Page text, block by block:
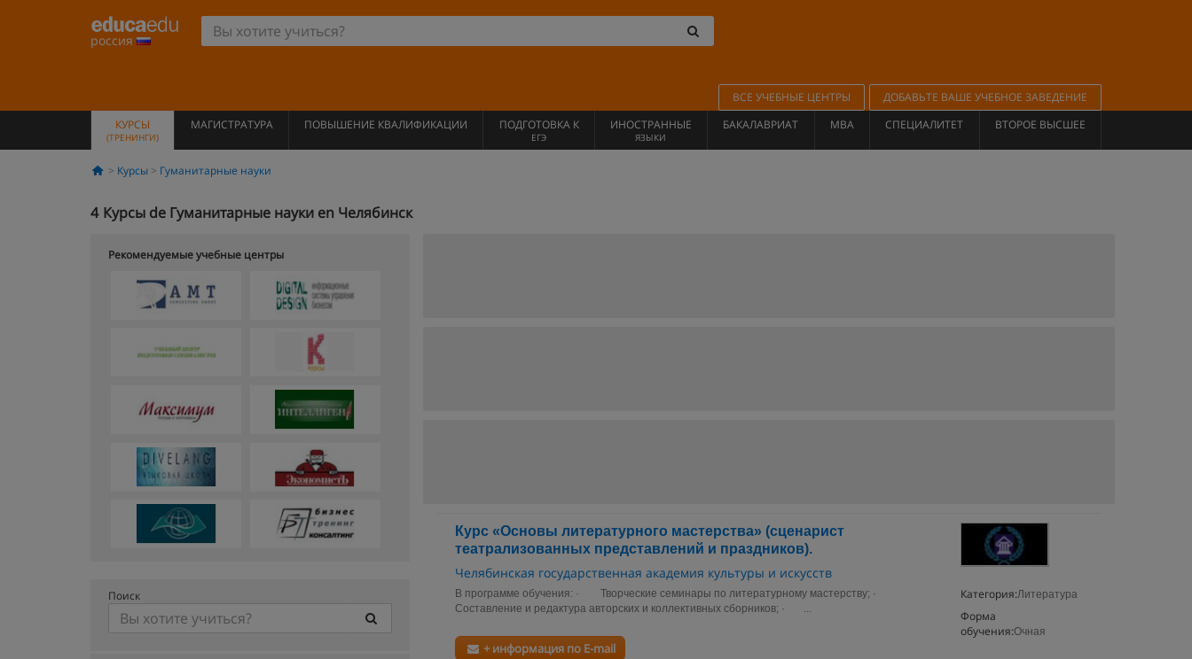
россия
ВСЕ УЧЕБНЫЕ ЦЕНТРЫ
ДОБАВЬТЕ ВАШЕ УЧЕБНОЕ ЗАВЕДЕНИЕ
КУРСЫ
(ТРЕНИНГИ)
МАГИСТРАТУРА ПОВЫШЕНИЕ КВАЛИФИКАЦИИ ПОДГОТОВКА К
ЕГЭ
ИНОСТРАННЫЕ
ЯЗЫКИ
БАКАЛАВРИАТ MBA СПЕЦИАЛИТЕТ ВТОРОЕ ВЫСШЕЕ
Курсы Гуманитарные науки
4 Курсы de Гуманитарные науки en Челябинск
Курс «Основы литературного мастерства» (сценарист
театрализованных представлений и праздников).
Челябинская государственная академия культуры и искусств
Категория:Литература
Форма
обучения:Очная
В программе обучения: · Творческие семинары по литературному мастерству; ·
Составление и редактура авторских и коллективных сборников; · ...
+ информация по E-mail
Рекомендуемые учебные центры
Поиск